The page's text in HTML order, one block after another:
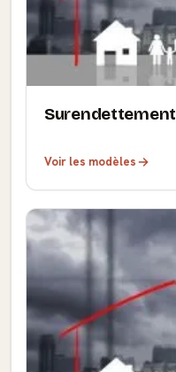
Surendettement
Voir les modèles